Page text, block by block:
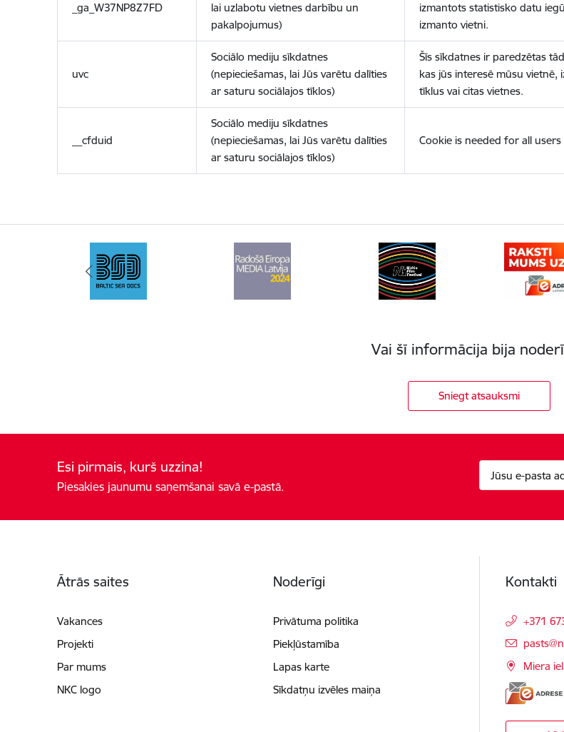
_ga_W37NP8Z7FD
lai uzlabotu vietnes darbību un
pakalpojumus)
izmantots statistisko datu
izmanto vietni.
uvc
Sociālo mediju sīkdatnes
(nepieciešamas, lai Jūs varētu dalīties
ar saturu sociālajos tīklos)
Šīs sīkdatnes ir paredzētas
kas jūs interesē mūsu
tīklus vai citas vietnes.
__cfduid
Sociālo mediju sīkdatnes
(nepieciešamas, lai Jūs varētu dalīties
ar saturu sociālajos tīklos)
Cookie is needed for all
Vai šī informācija bija
Sniegt atsauksmi
Esi pirmais, kurš uzzina!
Piesakies jaunumu saņemšanai savā e-pastā.
Ātrās saites
Vakances
Projekti
Par mums
NKC logo
Noderīgi
Privātuma politika
Piekļūstamība
Lapas karte
Sīkdatņu izvēles maiņa
Kontakti
+371
E-pasts:
Miera